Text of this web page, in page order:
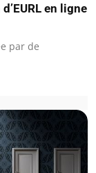
en ligne
par de